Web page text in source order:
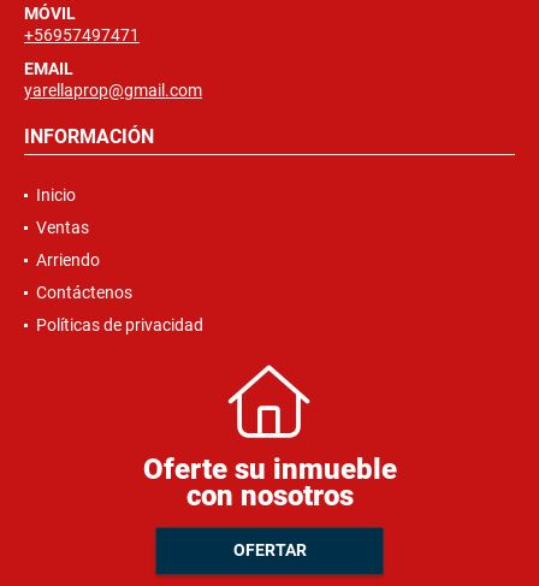
MÓVIL
+56957497471
EMAIL
yarellaprop@gmail.com
INFORMACIÓN
Inicio
Ventas
Arriendo
Contáctenos
Políticas de privacidad
Oferte su inmueble
con nosotros
OFERTAR